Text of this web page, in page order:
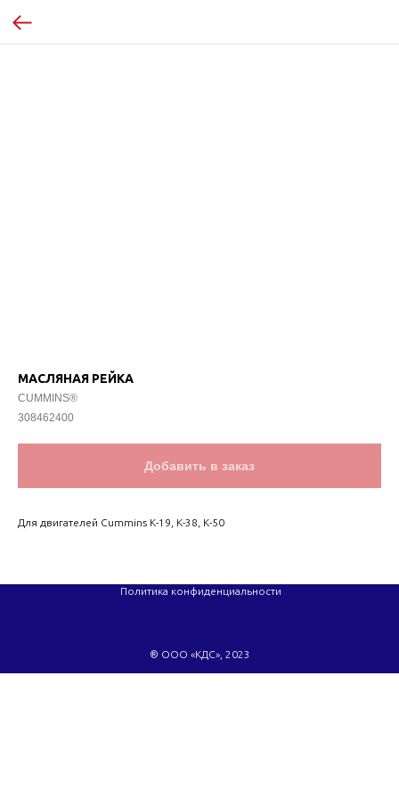
МАСЛЯНАЯ РЕЙКА
CUMMINS®
308462400
Добавить в заказ
Для двигателей Cummins K-19, K-38, K-50
® ООО «КДС», 2023
Политика конфиденциальности